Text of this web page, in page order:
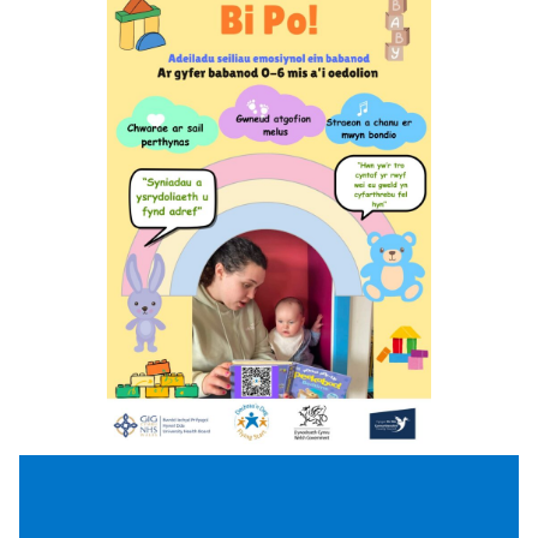
cofrestrwch eich diddordeb.
6 sessiw – Grŵp newydd sbon ar gyfer
rhieni/gofalwyr a babanod dan 6 mis oed.
Mae’r grŵp hwn yn edrych ar sut mae eich
babi yn cyfathrebu, ei hoff bethau a’i gas
bethau, a sut i ddarllen ei giwiau. Ar ôl cael
eu geni mae babanod yn chwilio am
gyfathrebu a chyswllt, ond mae ganddynt
eu ffyrdd unigryw eu hunain o gyfathrebu,
felly rydym am eu deall cyn gynted â